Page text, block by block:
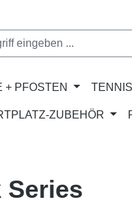
+ PFOSTEN
ZUBEHÖR
Series